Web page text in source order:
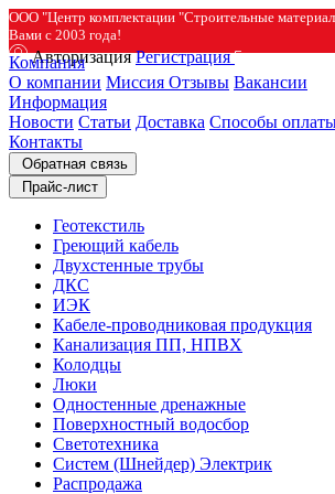
ООО "Центр комплектации "Строительные
Вами с 2003 года!
Авторизация Регистрация
Компания
О компании Миссия Отзывы Вакансии
Информация
Новости Статьи Доставка Способы
Контакты
Обратная связь
Прайс-лист
Геотекстиль
Греющий кабель
Двухстенные трубы
ДКС
ИЭК
Кабеле-проводниковая продукция
Канализация ПП, НПВХ
Колодцы
Люки
Одностенные дренажные
Поверхностный водосбор
Светотехника
Систем (Шнейдер) Электрик
Распродажа